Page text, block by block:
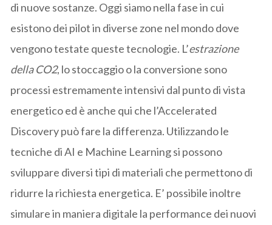
di nuove sostanze. Oggi siamo nella fase in cui
esistono dei pilot in diverse zone nel mondo dove
vengono testate queste tecnologie. L’estrazione
della CO2, lo stoccaggio o la conversione sono
processi estremamente intensivi dal punto di vista
energetico ed è anche qui che l’Accelerated
Discovery può fare la differenza. Utilizzando le
tecniche di AI e Machine Learning si possono
sviluppare diversi tipi di materiali che permettono di
ridurre la richiesta energetica. E’ possibile inoltre
simulare in maniera digitale la performance dei nuovi